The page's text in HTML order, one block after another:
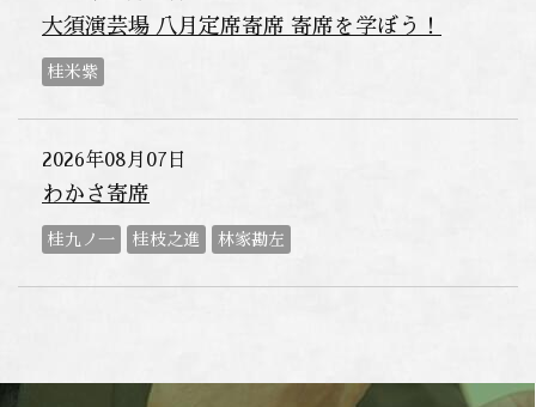
大須演芸場 八月定席寄席 寄席を学ぼう！
桂米紫
2026年08月07日
わかさ寄席
桂九ノ一 桂枝之進 林家勘左